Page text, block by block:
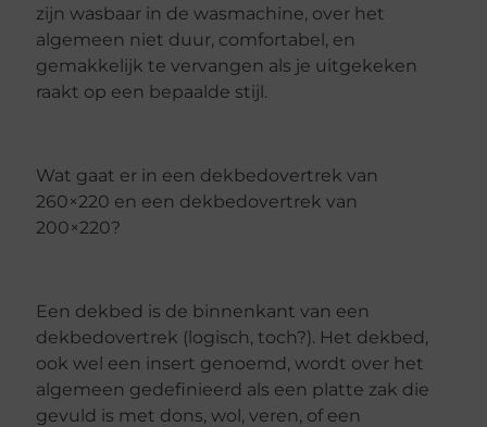
zijn wasbaar in de wasmachine, over het
algemeen niet duur, comfortabel, en
gemakkelijk te vervangen als je uitgekeken
raakt op een bepaalde stijl.
Wat gaat er in een dekbedovertrek van
260×220 en een dekbedovertrek van
200×220?
Een dekbed is de binnenkant van een
dekbedovertrek (logisch, toch?). Het dekbed,
ook wel een insert genoemd, wordt over het
algemeen gedefinieerd als een platte zak die
gevuld is met dons, wol, veren, of een